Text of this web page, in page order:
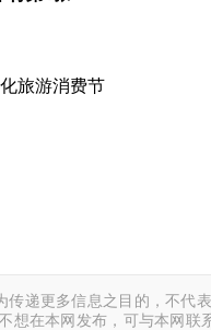
旅游消费节
递更多信息之目的，不代
想在本网发布，可与本网联